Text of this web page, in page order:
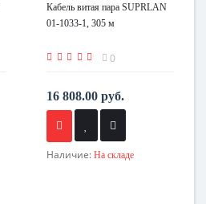
Кабель витая пара SUPRLAN
01-1033-1, 305 м
0
16 808.00 руб.
Наличие: На складе